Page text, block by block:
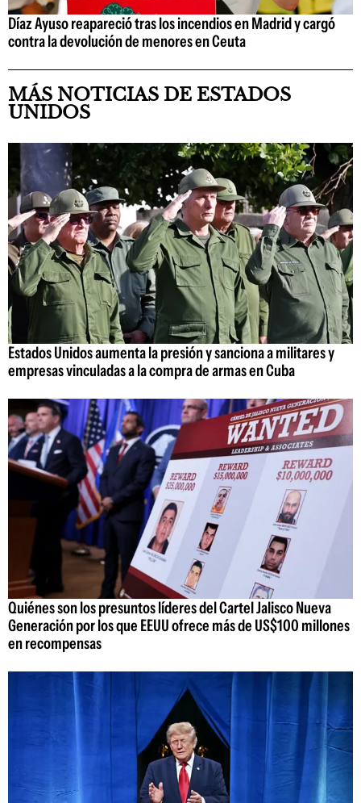
Díaz Ayuso reapareció tras los incendios en Madrid y cargó
contra la devolución de menores en Ceuta
MÁS NOTICIAS DE ESTADOS
UNIDOS
Estados Unidos aumenta la presión y sanciona a militares y
empresas vinculadas a la compra de armas en Cuba
Quiénes son los presuntos líderes del Cartel Jalisco Nueva
Generación por los que EEUU ofrece más de US$100 millones
en recompensas